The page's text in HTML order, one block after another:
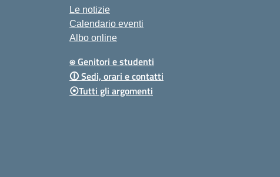
Le notizie
Calendario eventi
Albo online
⍟ Genitori e studenti
🛈 Sedi, orari e contatti
⦿Tutti gli argomenti